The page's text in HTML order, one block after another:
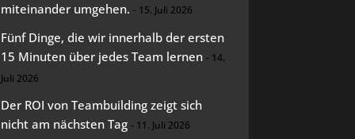
miteinander umgehen.
15. Juli 2026
Fünf Dinge, die wir innerhalb der ersten
15 Minuten über jedes Team lernen
14.
Juli 2026
Der ROI von Teambuilding zeigt sich
nicht am nächsten Tag
11. Juli 2026